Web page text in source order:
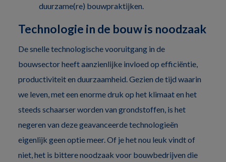
duurzame(re) bouwpraktijken.
Technologie in de bouw is noodzaak
De snelle technologische vooruitgang in de
bouwsector heeft aanzienlijke invloed op efficiëntie,
productiviteit en duurzaamheid. Gezien de tijd waarin
we leven, met een enorme druk op het klimaat en het
steeds schaarser worden van grondstoffen, is het
negeren van deze geavanceerde technologieën
eigenlijk geen optie meer. Of je het nou leuk vindt of
niet, het is bittere noodzaak voor bouwbedrijven die